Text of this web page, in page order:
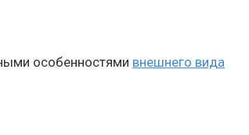
особенностями внешнего вида